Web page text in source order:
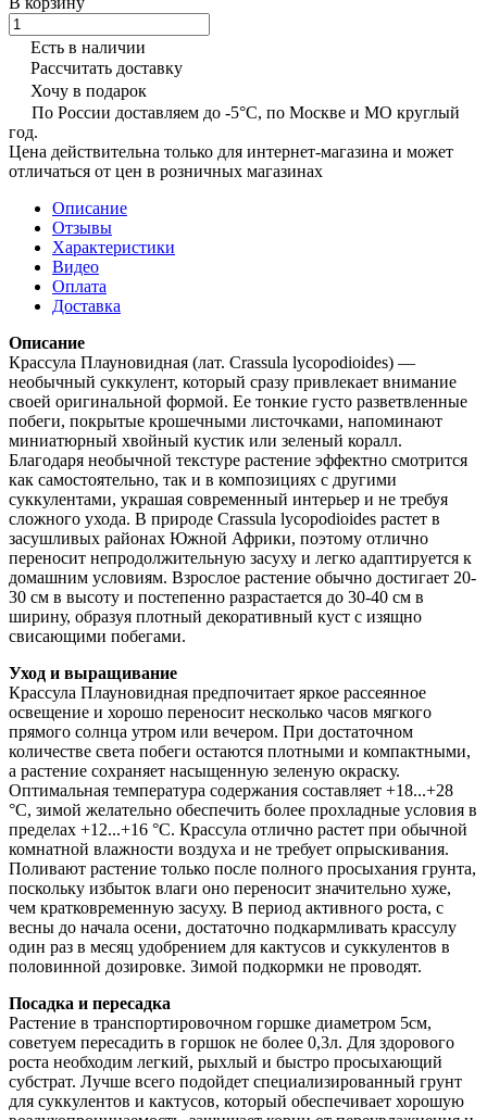
Есть в наличии
Рассчитать доставку
Хочу в подарок
По России доставляем до -5°C, по Москве и МО круглый
год.
Цена действительна только для интернет-магазина и может
отличаться от цен в розничных магазинах
Описание
Отзывы
Характеристики
Видео
Оплата
Доставка
Описание
Крассула Плауновидная (лат. Crassula lycopodioides) —
необычный суккулент, который сразу привлекает внимание
своей оригинальной формой. Ее тонкие густо разветвленные
побеги, покрытые крошечными листочками, напоминают
миниатюрный хвойный кустик или зеленый коралл.
Благодаря необычной текстуре растение эффектно смотрится
как самостоятельно, так и в композициях с другими
суккулентами, украшая современный интерьер и не требуя
сложного ухода. В природе Crassula lycopodioides растет в
засушливых районах Южной Африки, поэтому отлично
переносит непродолжительную засуху и легко адаптируется к
домашним условиям. Взрослое растение обычно достигает 20-
30 см в высоту и постепенно разрастается до 30-40 см в
ширину, образуя плотный декоративный куст с изящно
свисающими побегами.
Уход и выращивание
Крассула Плауновидная предпочитает яркое рассеянное
освещение и хорошо переносит несколько часов мягкого
прямого солнца утром или вечером. При достаточном
количестве света побеги остаются плотными и компактными,
а растение сохраняет насыщенную зеленую окраску.
Оптимальная температура содержания составляет +18...+28
°C, зимой желательно обеспечить более прохладные условия в
пределах +12...+16 °C. Крассула отлично растет при обычной
комнатной влажности воздуха и не требует опрыскивания.
Поливают растение только после полного просыхания грунта,
поскольку избыток влаги оно переносит значительно хуже,
чем кратковременную засуху. В период активного роста, с
весны до начала осени, достаточно подкармливать крассулу
один раз в месяц удобрением для кактусов и суккулентов в
половинной дозировке. Зимой подкормки не проводят.
Посадка и пересадка
Растение в транспортировочном горшке диаметром 5см,
советуем пересадить в горшок не более 0,3л. Для здорового
роста необходим легкий, рыхлый и быстро просыхающий
субстрат. Лучше всего подойдет специализированный грунт
для суккулентов и кактусов, который обеспечивает хорошую